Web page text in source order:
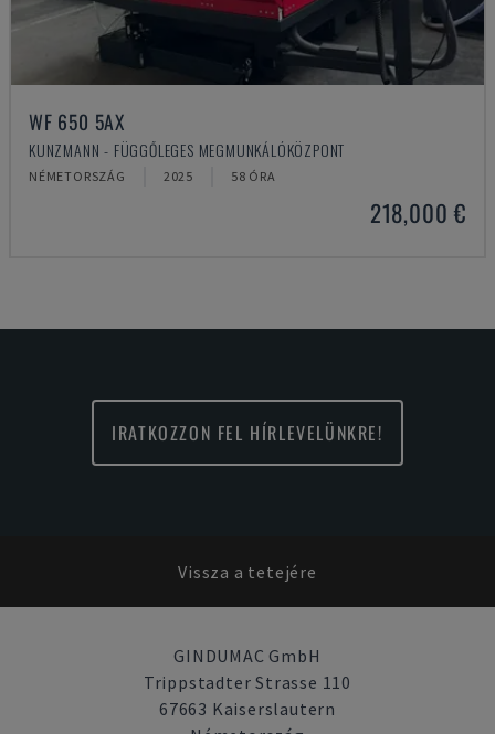
WF 650 5AX
KUNZMANN - FÜGGŐLEGES MEGMUNKÁLÓKÖZPONT
NÉMETORSZÁG 2025 58 ÓRA
218,000 €
IRATKOZZON FEL HÍRLEVELÜNKRE!
Vissza a tetejére
GINDUMAC GmbH
Trippstadter Strasse 110
67663 Kaiserslautern